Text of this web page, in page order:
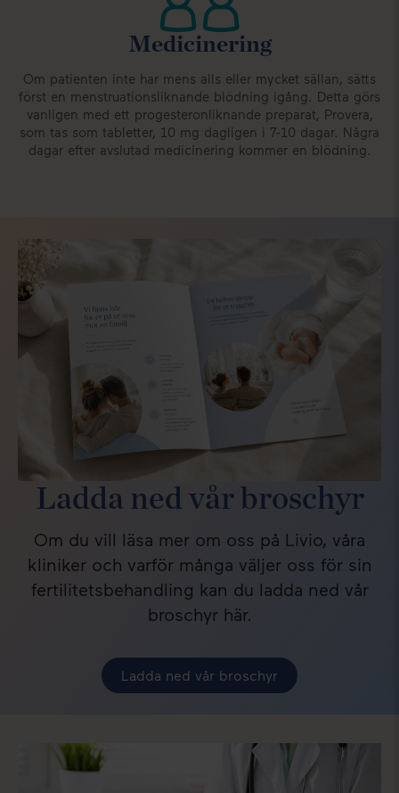
Medicinering
Om patienten inte har mens alls eller mycket sällan, sätts
först en menstruationsliknande blödning igång. Detta görs
vanligen med ett progesteronliknande preparat, Provera,
som tas som tabletter, 10 mg dagligen i 7-10 dagar. Några
dagar efter avslutad medicinering kommer en blödning.
Ladda ned vår broschyr
Om du vill läsa mer om oss på Livio, våra
kliniker och varför många väljer oss för sin
fertilitetsbehandling kan du ladda ned vår
broschyr här.
Ladda ned vår broschyr